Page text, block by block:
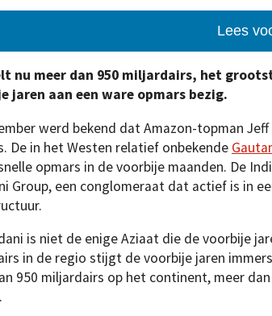
Lees
nu meer dan 950 miljardairs, het
jaren aan een ware opmars bezig.
werd bekend dat Amazon-topman
De in het Westen relatief onbekende
opmars in de voorbije maanden. De
Group, een conglomeraat dat actief is in
is niet de enige Aziaat die de voorbije
in de regio stijgt de voorbije jaren
950 miljardairs op het continent, meer